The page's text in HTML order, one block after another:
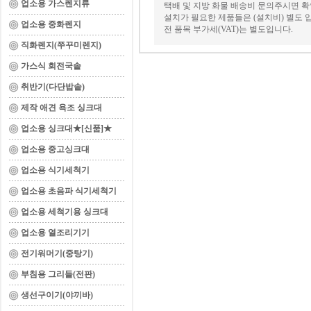
업소용 가스렌지류
업소용 중화렌지
직화렌지(쭈꾸미렌지)
가스식 회전국솥
취반기(다단밥솥)
제작 애견 욕조 싱크대
업소용 싱크대★[신품]★
업소용 중고싱크대
업소용 식기세척기
업소용 초음파 식기세척기
업소용 세척기용 싱크대
업소용 열조리기기
전기워머기(중탕기)
부침용 그리들(전판)
생선구이기(야끼바)
택배 및 지방 화물 배송비 문의주시면
설치가 필요한 제품들은 (설치비) 별도
전 품목 부가세(VAT)는 별도입니다.